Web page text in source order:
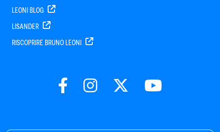
LEONI BLOG
LISANDER
RISCOPRIRE BRUNO LEONI